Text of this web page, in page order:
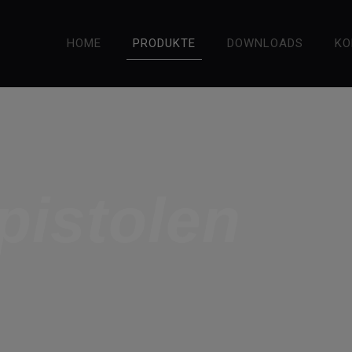
HOME PRODUKTE DOWNLOADS